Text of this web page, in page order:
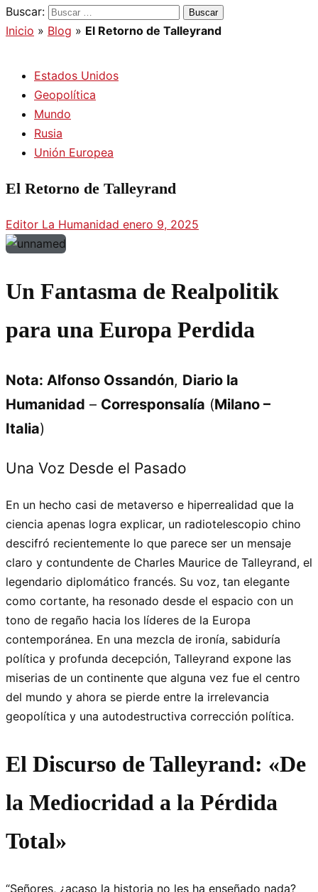
Buscar:
Inicio » Blog » El Retorno de Talleyrand
Estados Unidos
Geopolítica
Mundo
Rusia
Unión Europea
El Retorno de Talleyrand
Editor La Humanidad enero 9, 2025
Un Fantasma de Realpolitik
para una Europa Perdida
Nota: Alfonso Ossandón, Diario la
Humanidad – Corresponsalía (Milano –
Italia)
Una Voz Desde el Pasado
En un hecho casi de metaverso e hiperrealidad que la
ciencia apenas logra explicar, un radiotelescopio chino
descifró recientemente lo que parece ser un mensaje
claro y contundente de Charles Maurice de Talleyrand, el
legendario diplomático francés. Su voz, tan elegante
como cortante, ha resonado desde el espacio con un
tono de regaño hacia los líderes de la Europa
contemporánea. En una mezcla de ironía, sabiduría
política y profunda decepción, Talleyrand expone las
miserias de un continente que alguna vez fue el centro
del mundo y ahora se pierde entre la irrelevancia
geopolítica y una autodestructiva corrección política.
El Discurso de Talleyrand: «De
la Mediocridad a la Pérdida
Total»
“Señores, ¿acaso la historia no les ha enseñado nada?